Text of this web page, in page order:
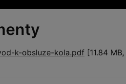
k-obsluze-kola.pdf [11.84